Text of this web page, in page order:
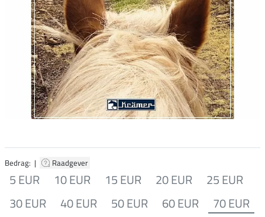
Bedrag: | Raadgever
5 EUR 10 EUR 15 EUR 20 EUR
25 EUR
30 EUR
40 EUR 50 EUR 60 EUR
70 EUR